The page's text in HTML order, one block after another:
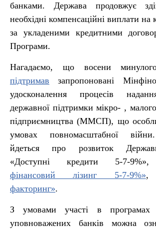
банками. Держава продовжує
необхідні компенсаційні виплати на
за укладеними кредитними
Програми.
Нагадаємо, що восени
підтримав запропоновані
удосконалення процесів
державної підтримки мікро- ,
підприємництва (ММСП), що
умовах повномасштабної
йдеться про розвиток
«Доступні кредити 5-7-
фінансовий лізинг 5-7-9%»
факторинг».
З умовами участі в програмах
уповноважених банків можна